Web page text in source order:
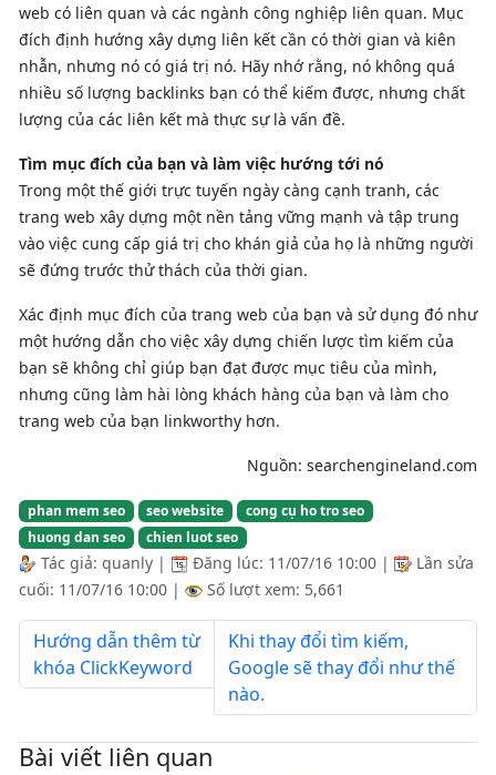
web có liên quan và các ngành công nghiệp liên quan. Mục
đích định hướng xây dựng liên kết cần có thời gian và kiên
nhẫn, nhưng nó có giá trị nó. Hãy nhớ rằng, nó không quá
nhiều số lượng backlinks bạn có thể kiếm được, nhưng chất
lượng của các liên kết mà thực sự là vấn đề.
Tìm mục đích của bạn và làm việc hướng tới nó
Trong một thế giới trực tuyến ngày càng cạnh tranh, các
trang web xây dựng một nền tảng vững mạnh và tập trung
vào việc cung cấp giá trị cho khán giả của họ là những người
sẽ đứng trước thử thách của thời gian.
Xác định mục đích của trang web của bạn và sử dụng đó như
một hướng dẫn cho việc xây dựng chiến lược tìm kiếm của
bạn sẽ không chỉ giúp bạn đạt được mục tiêu của mình,
nhưng cũng làm hài lòng khách hàng của bạn và làm cho
trang web của bạn linkworthy hơn.
Nguồn: searchengineland.com
phan mem seo seo website
cong cụ ho tro seo
huong dan seo
chien luot seo
Tác giả: quanly | Đăng lúc: 11/07/16 10:00 |
Lần sửa
cuối: 11/07/16 10:00 | Số lượt xem: 5,661
Hướng dẫn thêm từ
khóa ClickKeyword
Khi thay đổi tìm kiếm,
Google sẽ thay đổi như thế
nào.
Bài viết liên quan